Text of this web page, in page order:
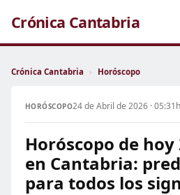
Crónica Cantabria
Crónica Cantabria › Horóscopo
HORÓSCOPO24 de Abril de 2026 ·
Horóscopo de
en Cantabria:
para todos los